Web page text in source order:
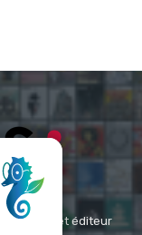
1994 et éditeur